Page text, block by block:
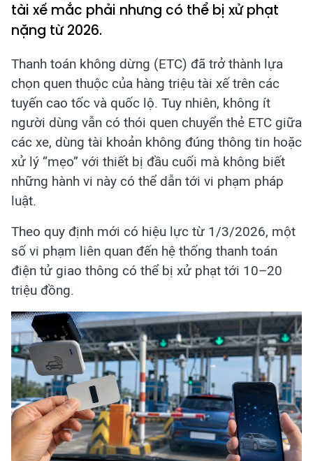
tài xế mắc phải nhưng có thể bị xử phạt
nặng từ 2026.
Thanh toán không dừng (ETC) đã trở thành lựa
chọn quen thuộc của hàng triệu tài xế trên các
tuyến cao tốc và quốc lộ. Tuy nhiên, không ít
người dùng vẫn có thói quen chuyển thẻ ETC giữa
các xe, dùng tài khoản không đúng thông tin hoặc
xử lý “mẹo” với thiết bị đầu cuối mà không biết
những hành vi này có thể dẫn tới vi phạm pháp
luật.
Theo quy định mới có hiệu lực từ 1/3/2026, một
số vi phạm liên quan đến hệ thống thanh toán
điện tử giao thông có thể bị xử phạt tới 10–20
triệu đồng.